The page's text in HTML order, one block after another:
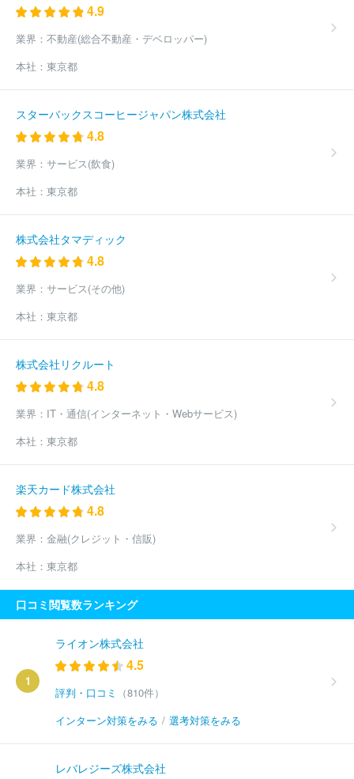
4.9
業界： 不動産(総合不動産・デベロッパー)
本社： 東京都
スターバックスコーヒージャパン株式会社
4.8
業界： サービス(飲食)
本社： 東京都
株式会社タマディック
4.8
業界： サービス(その他)
本社： 東京都
株式会社リクルート
4.8
業界： IT・通信(インターネット・Webサービス)
本社： 東京都
楽天カード株式会社
4.8
業界： 金融(クレジット・信販)
本社： 東京都
口コミ閲覧数ランキング
1
ライオン株式会社
4.5
評判・口コミ
（810件）
インターン対策をみる / 選考対策をみる
レバレジーズ株式会社